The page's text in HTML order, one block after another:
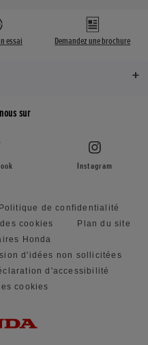
essai Demandez une brochure
sur
Instagram
Politique de confidentialité
cookies
Plan du site
Honda
d'idées non sollicitées
d'accessibilité
cookies